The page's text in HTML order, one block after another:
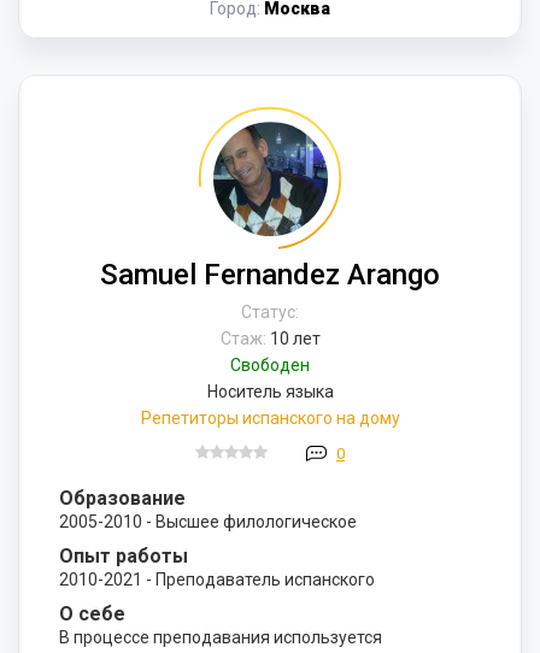
Город: Москва
Samuel Fernandez Arango
Статус:
Стаж: 10 лет
Свободен
Носитель языка
Репетиторы испанского на дому
0
Образование
2005-2010 - Высшее филологическое
Опыт работы
2010-2021 - Преподаватель испанского
О себе
В процессе преподавания используется